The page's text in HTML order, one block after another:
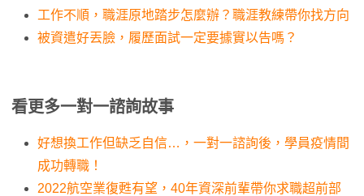
工作不順，職涯原地踏步怎麼辦？職涯教練帶你找方向
被資遣好丟臉，履歷面試一定要據實以告嗎？
看更多一對一諮詢故事
好想換工作但缺乏自信…，一對一諮詢後，學員疫情間
成功轉職！
2022航空業復甦有望，40年資深前輩帶你求職超前部